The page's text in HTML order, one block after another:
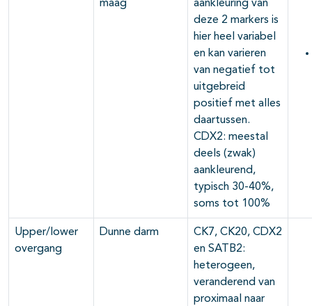
maag
aankleuring van
deze 2 markers is
hier heel variabel
en kan varieren
van negatief tot
uitgebreid
positief met alles
daartussen.
CDX2: meestal
deels (zwak)
aankleurend,
typisch 30-40%,
soms tot 100%
Upper/lower
overgang
Dunne darm
CK7, CK20, CDX2
en SATB2:
heterogeen,
veranderend van
proximaal naar